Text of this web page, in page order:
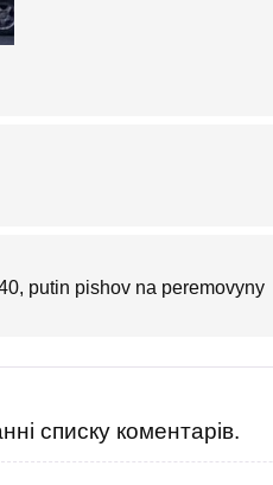
putin pishov na peremovyny
списку коментарів.